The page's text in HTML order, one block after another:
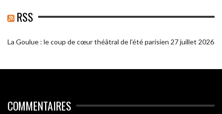
RSS
La Goulue : le coup de cœur théâtral de l’été parisien 27 juillet 2026
COMMENTAIRES